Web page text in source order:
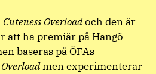
Cuteness Overloadoch den är
att ha premiär på Hangö
baseras på ÖFAs
men experimenterar